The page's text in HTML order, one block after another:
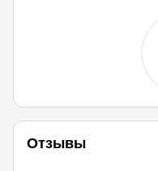
Отзывы